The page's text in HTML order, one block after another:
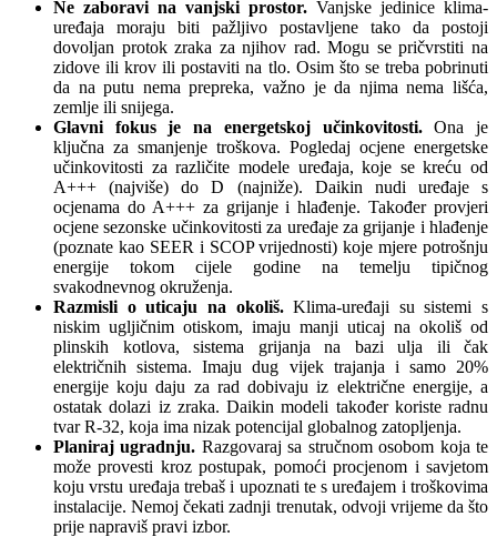
Ne zaboravi na vanjski prostor. Vanjske jedinice klima-
uređaja moraju biti pažljivo postavljene tako da postoji
dovoljan protok zraka za njihov rad. Mogu se pričvrstiti na
zidove ili krov ili postaviti na tlo. Osim što se treba pobrinuti
da na putu nema prepreka, važno je da njima nema lišća,
zemlje ili snijega.
Glavni fokus je na energetskoj učinkovitosti.Ona je
ključna za smanjenje troškova. Pogledaj ocjene energetske
učinkovitosti za različite modele uređaja, koje se kreću od
A+++ (najviše) do D (najniže). Daikin nudi uređaje s
ocjenama do A+++ za grijanje i hlađenje. Također provjeri
ocjene sezonske učinkovitosti za uređaje za grijanje i hlađenje
(poznate kao SEER i SCOP vrijednosti) koje mjere potrošnju
energije tokom cijele godine na temelju tipičnog
svakodnevnog okruženja.
Razmisli o uticaju na okoliš.Klima-uređaji su sistemi s
niskim ugljičnim otiskom, imaju manji uticaj na okoliš od
plinskih kotlova, sistema grijanja na bazi ulja ili čak
električnih sistema. Imaju dug vijek trajanja i samo 20%
energije koju daju za rad dobivaju iz električne energije, a
ostatak dolazi iz zraka. Daikin modeli također koriste radnu
tvar R-32, koja ima nizak potencijal globalnog zatopljenja.
Planiraj ugradnju. Razgovaraj sa stručnom osobom koja te
može provesti kroz postupak, pomoći procjenom i savjetom
koju vrstu uređaja trebaš i upoznati te s uređajem i troškovima
instalacije. Nemoj čekati zadnji trenutak, odvoji vrijeme da što
prije napraviš pravi izbor.